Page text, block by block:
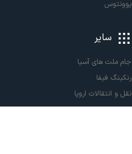
یوونتوس
سایر
جام ملت های آسیا
رنکینگ فیفا
نقل و انتقالات اروپا
نقل و انتقالات ایران